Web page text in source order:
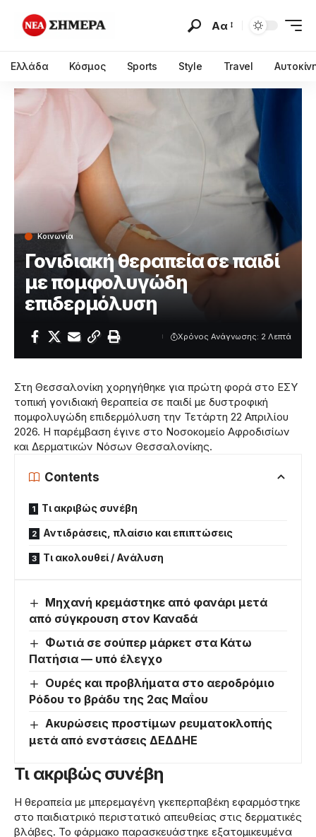
Αα
Ελλάδα Κόσμος Sports Style Travel
Κοινωνία
Γονιδιακή θεραπεία σε παιδί
με πομφολυγώδη
επιδερμόλυση
Χρόνος Ανάγνωσης: 2 Λεπτά
Στη Θεσσαλονίκη χορηγήθηκε για πρώτη φορά στο ΕΣΥ
τοπική γονιδιακή θεραπεία σε παιδί με δυστροφική
πομφολυγώδη επιδερμόλυση την Τετάρτη 22 Απριλίου
2026. Η παρέμβαση έγινε στο Νοσοκομείο Αφροδισίων
και Δερματικών Νόσων Θεσσαλονίκης.
Contents
Τι ακριβώς συνέβη
Αντιδράσεις, πλαίσιο και επιπτώσεις
Τι ακολουθεί / Ανάλυση
Μηχανή κρεμάστηκε από φανάρι μετά
από σύγκρουση στον Καναδά
Φωτιά σε σούπερ μάρκετ στα Κάτω
Πατήσια — υπό έλεγχο
Ουρές και προβλήματα στο αεροδρόμιο
Ρόδου το βράδυ της 2ας Μαΐου
Ακυρώσεις προστίμων ρευματοκλοπής
μετά από ενστάσεις ΔΕΔΔΗΕ
Τι ακριβώς συνέβη
Η θεραπεία με μπερεμαγένη γκεπερπαβέκη εφαρμόστηκε
στο παιδιατρικό περιστατικό απευθείας στις δερματικές
βλάβες. Το φάρμακο παρασκευάστηκε εξατομικευμένα